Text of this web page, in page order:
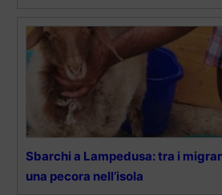
Sbarchi a Lampedusa: tra i
una pecora nell’isola